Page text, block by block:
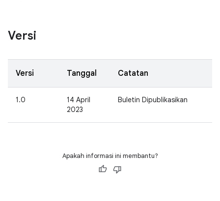
Versi
Versi Tanggal Catatan
1.0
14 April
2023
Buletin Dipublikasikan
Apakah informasi ini membantu?